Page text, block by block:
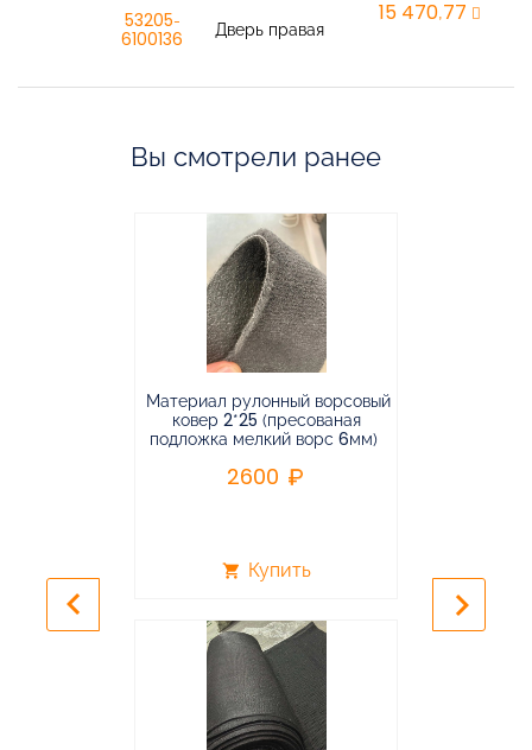
53205-
6100136
Дверь правая
15 470,77
Вы смотрели ранее
Материал рулонный ворсовый
ковер 2*25 (пресованая
подложка мелкий ворс 6мм)
2600
shopping_cart Купить
keyboard_arrow_left keyboard_arrow_right